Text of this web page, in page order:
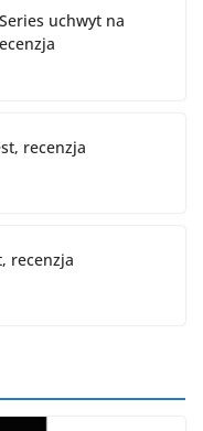
uchwyt na
recenzja
recenzja